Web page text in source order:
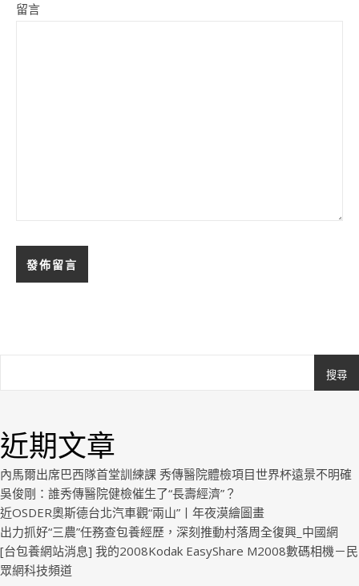
留言
搜尋
近期文章
內馬爾出席巴西隊首堂訓練課 秀傳醫院體檢項目世界杯遠景不明確
吳俊剛：誰秀傳醫院健檢催生了“長壽經濟”？
近OSDER奧斯德台北汽車觀“兩山”丨年夜漠繪圖畫
出力抓好“三農”任務查包養經歷，深刻推動村落周全復興_中國網
[台包養網站消息] 我的2008Kodak EasyShare M2008數碼相機－民
眾網科技頻道
Royal.